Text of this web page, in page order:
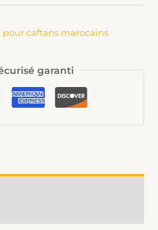
pour caftans marocains
garanti